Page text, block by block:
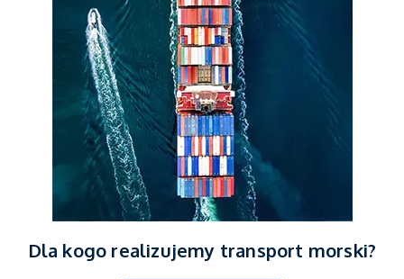
Dla kogo realizujemy transport morski?